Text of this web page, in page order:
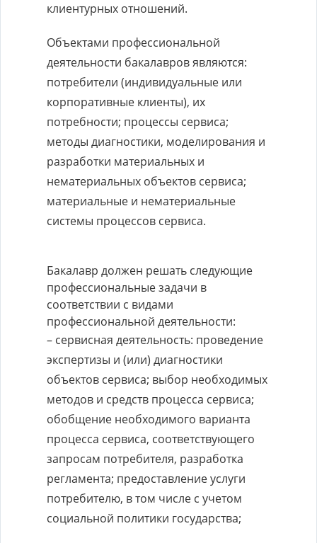
клиентурных отношений.
Объектами профессиональной
деятельности бакалавров являются:
потребители (индивидуальные или
корпоративные клиенты), их
потребности; процессы сервиса;
методы диагностики, моделирования и
разработки материальных и
нематериальных объектов сервиса;
материальные и нематериальные
системы процессов сервиса.
Бакалавр должен решать следующие
профессиональные задачи в
соответствии с видами
профессиональной деятельности:
– сервисная деятельность: проведение
экспертизы и (или) диагностики
объектов сервиса; выбор необходимых
методов и средств процесса сервиса;
обобщение необходимого варианта
процесса сервиса, соответствующего
запросам потребителя, разработка
регламента; предоставление услуги
потребителю, в том числе с учетом
социальной политики государства;